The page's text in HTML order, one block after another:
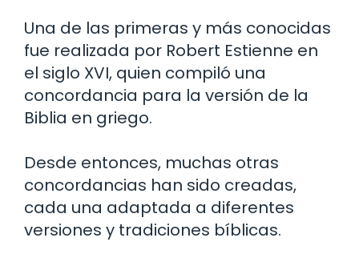
Una de las primeras y más conocidas
fue realizada por Robert Estienne en
el siglo XVI, quien compiló una
concordancia para la versión de la
Biblia en griego.
Desde entonces, muchas otras
concordancias han sido creadas,
cada una adaptada a diferentes
versiones y tradiciones bíblicas.